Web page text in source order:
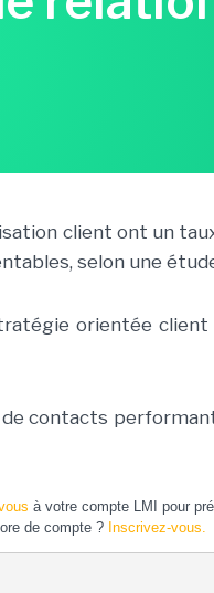
client ont un
selon une
orientée
contacts
à votre compte LMI pour
de compte ? Inscrivez-vous.